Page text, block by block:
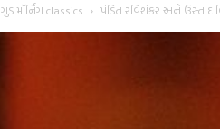
ગુડ મૉર્નિંગ classics પંડિત રવિશંકર અને ઉસ્તાદ